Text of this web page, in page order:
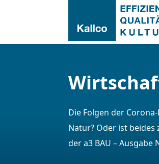
Die Folgen der
Natur? Oder ist beides
der a3 BAU –